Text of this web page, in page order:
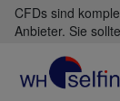
CFDs sind
Anbieter. Sie